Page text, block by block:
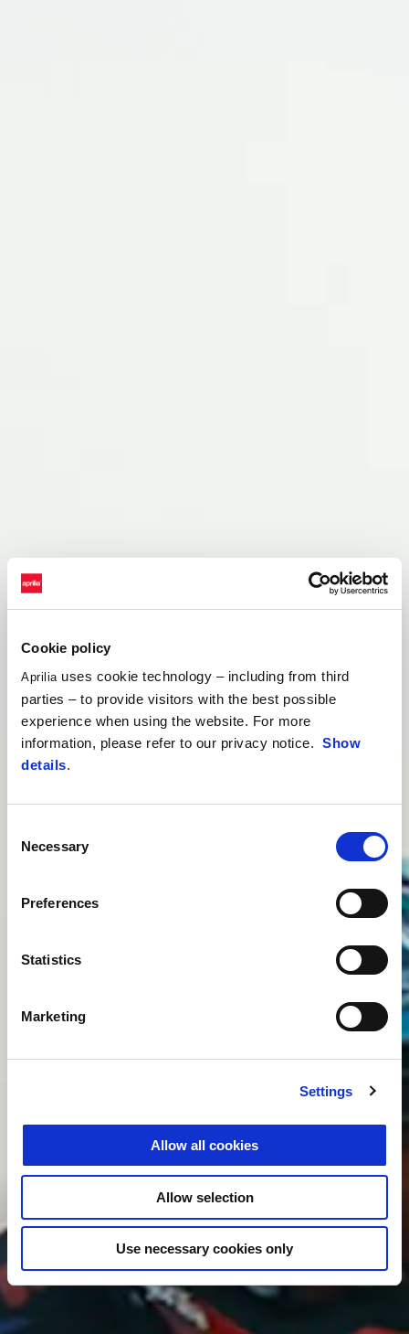
Cookie policy
Aprilia uses cookie technology – including from third
parties – to provide visitors with the best possible
experience when using the website. For more
information, please refer to our privacy notice. Show
details.
Selection
Necessary
Preferences
Statistics
Marketing
Settings
Allow all cookies
Allow selection
Use necessary cookies only